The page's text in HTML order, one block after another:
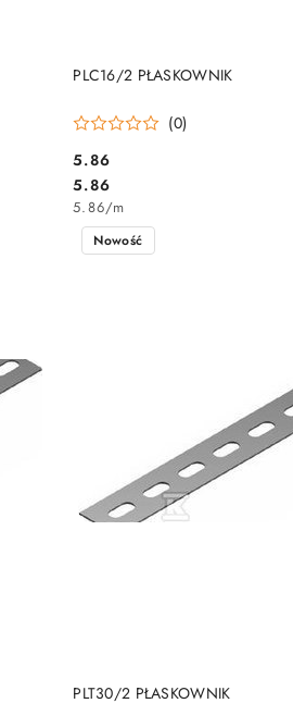
PLC16/2 PŁASKOWNIK
(0)
Cena:
5.86
Cena:
5.86
5.86/m
DO KOSZYKA
PLT30/2 PŁASKOWNIK
Nowość
DO KOSZYKA